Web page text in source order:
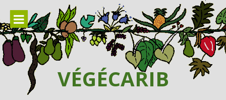
contenu
VÉGÉCARIB